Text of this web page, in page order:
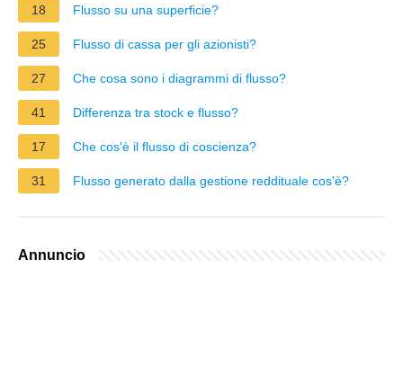
18 Flusso su una superficie?
25 Flusso di cassa per gli azionisti?
27 Che cosa sono i diagrammi di flusso?
41 Differenza tra stock e flusso?
17 Che cos'è il flusso di coscienza?
31 Flusso generato dalla gestione reddituale cos'è?
Annuncio